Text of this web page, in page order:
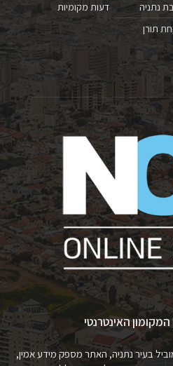
נתניה
תורן
דעות מקומיות
המקומון האינטרנטי
בעיר נתניה, האתר מספק מידע אמין,